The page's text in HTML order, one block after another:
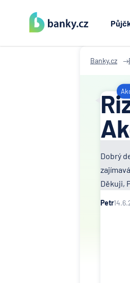
Banky.cz
Dobrý
Děkuji,
Petr